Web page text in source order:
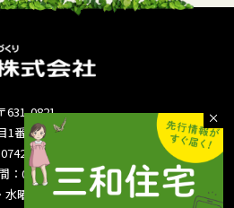
631-0821
1番63号サンワシティ西大寺5F
36-3035
：09:00～18:00
水曜日 夏季休暇 年末年始